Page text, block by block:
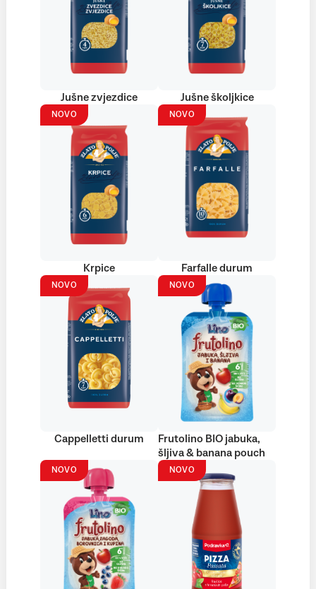
Jušne zvjezdice Jušne školjkice
NOVO
Krpice
NOVO
Farfalle durum
NOVO
Cappelletti durum
NOVO
Frutolino BIO jabuka,
šljiva & banana pouch
NOVO NOVO